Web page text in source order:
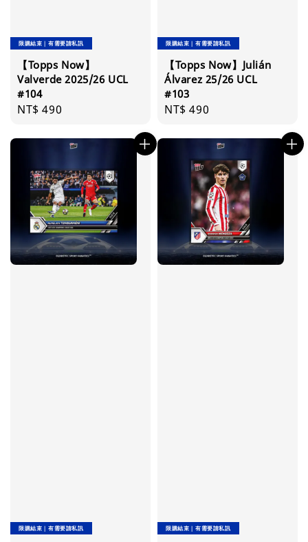
限購結束｜有需要請私訊
【Topps Now】
Valverde 2025/26 UCL
#104
Regular
NT$ 490
限購結束｜有需要請私訊
【Topps Now】Julián
Álvarez 25/26 UCL
#103
Regular
NT$ 490
限購結束｜有需要請私訊 限購結束｜有需要請私訊